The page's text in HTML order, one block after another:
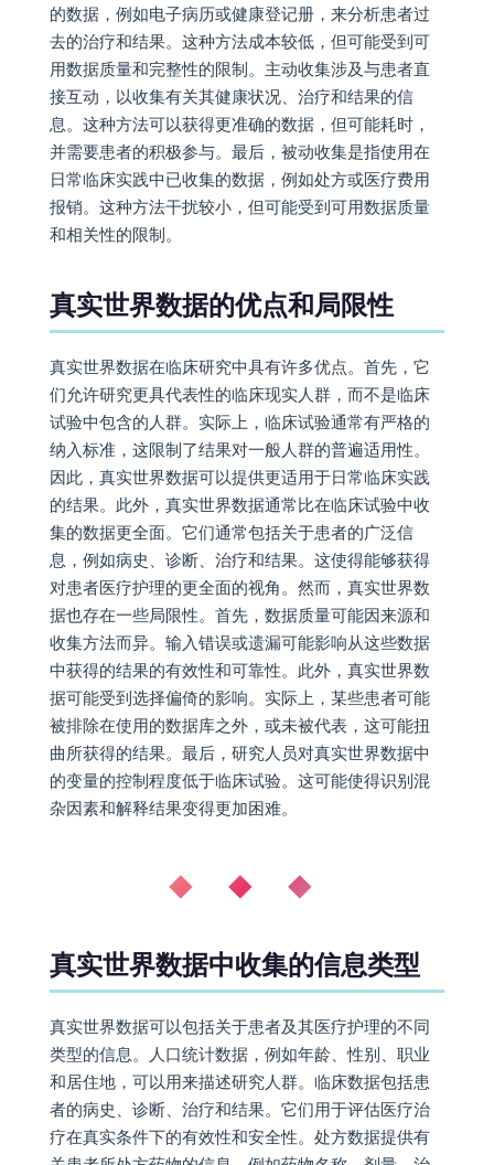
的数据，例如电子病历或健康登记册，来分析患者过
去的治疗和结果。这种方法成本较低，但可能受到可
用数据质量和完整性的限制。主动收集涉及与患者直
接互动，以收集有关其健康状况、治疗和结果的信
息。这种方法可以获得更准确的数据，但可能耗时，
并需要患者的积极参与。最后，被动收集是指使用在
日常临床实践中已收集的数据，例如处方或医疗费用
报销。这种方法干扰较小，但可能受到可用数据质量
和相关性的限制。
真实世界数据的优点和局限性
真实世界数据在临床研究中具有许多优点。首先，它
们允许研究更具代表性的临床现实人群，而不是临床
试验中包含的人群。实际上，临床试验通常有严格的
纳入标准，这限制了结果对一般人群的普遍适用性。
因此，真实世界数据可以提供更适用于日常临床实践
的结果。此外，真实世界数据通常比在临床试验中收
集的数据更全面。它们通常包括关于患者的广泛信
息，例如病史、诊断、治疗和结果。这使得能够获得
对患者医疗护理的更全面的视角。然而，真实世界数
据也存在一些局限性。首先，数据质量可能因来源和
收集方法而异。输入错误或遗漏可能影响从这些数据
中获得的结果的有效性和可靠性。此外，真实世界数
据可能受到选择偏倚的影响。实际上，某些患者可能
被排除在使用的数据库之外，或未被代表，这可能扭
曲所获得的结果。最后，研究人员对真实世界数据中
的变量的控制程度低于临床试验。这可能使得识别混
杂因素和解释结果变得更加困难。
◆ ◆ ◆
真实世界数据中收集的信息类型
真实世界数据可以包括关于患者及其医疗护理的不同
类型的信息。人口统计数据，例如年龄、性别、职业
和居住地，可以用来描述研究人群。临床数据包括患
者的病史、诊断、治疗和结果。它们用于评估医疗治
疗在真实条件下的有效性和安全性。处方数据提供有